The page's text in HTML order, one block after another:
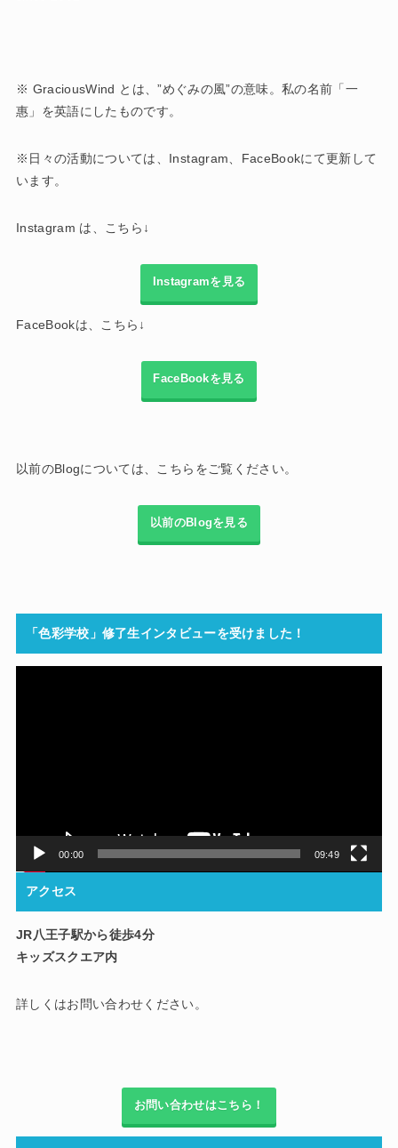
※ GraciousWind とは、”めぐみの風”の意味。私の名前「一
惠」を英語にしたものです。
※日々の活動については、Instagram、FaceBookにて更新して
います。
Instagram は、こちら↓
Instagramを見る
FaceBookは、こちら↓
FaceBookを見る
以前のBlogについては、こちらをご覧ください。
以前のBlogを見る
「色彩学校」修了生インタビューを受けました！
00:00 09:49
アクセス
JR八王子駅から徒歩4分
キッズスクエア内
詳しくはお問い合わせください。
お問い合わせはこちら！